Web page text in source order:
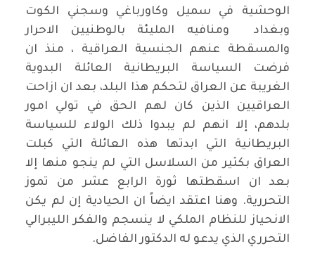
الوحشية في سميل وكاورباغي وسجني الكوت
وبغداد ومنافيه المليئة بالوطنيين الاحرار
والمسقطة عنهم الجنسية العراقية ، منذ ان
فرضت السياسة البريطانية العائلة البدوية
الغريبة عن العراق لتحكم هذا البلد، بعد ان ازاحت
العراقيين الذين كان لهم الحق في تولي امور
بلدهم، إلا انهم لم يبدوا ذلك الولاء للسياسة
البريطانية التي ابدتها هذه العائلة التي كبلت
العراق بكثير من السلاسل التي لم ينجو منها إلا
بعد ان اسقطتها ثورة الرابع عشر من تموز
التحررية. وهنا اعتقد ايضاً ان الحيادية إن لم يكن
الانحياز للنظام الملكي لا ينسجم والفكر الليبرالي
التحرري الذي يدعو له الدكتور الفاضل.